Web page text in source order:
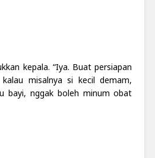
kepala. “Iya. Buat persiapan
misalnya si kecil demam,
bayi, nggak boleh minum obat